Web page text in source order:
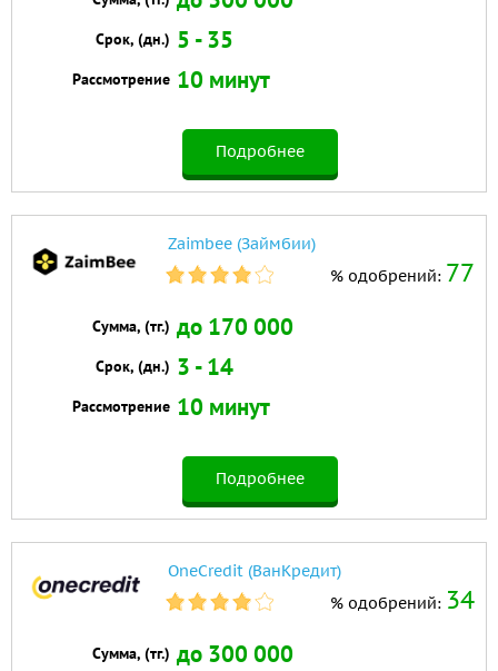
Срок, (дн.) 5 - 35
Рассмотрение 10 минут
Подробнее
Zaimbee (Займбии)
% одобрений: 77
Сумма, (тг.) до 170 000
Срок, (дн.) 3 - 14
Рассмотрение 10 минут
Подробнее
OneCredit (ВанКредит)
% одобрений: 34
Сумма, (тг.) до 300 000